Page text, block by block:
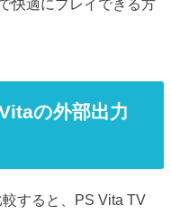
快適にプレイできる方
の外部出力
すると、PS Vita TV